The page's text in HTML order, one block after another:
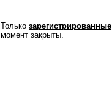
Только зарегистрированные
момент закрыты.